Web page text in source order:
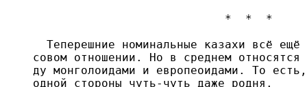
                            *  *  *
Теперешние номинальные казахи всё
совом отношении. Но в среднем
ду монголоидами и европеоидами. То
одной стороны чуть-чуть даже родня.